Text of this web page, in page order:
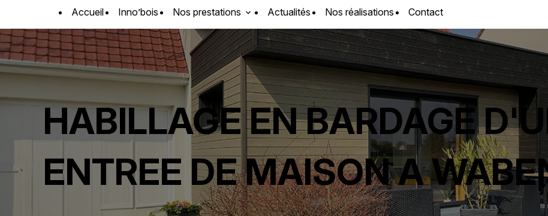
Accueil Inno’bois Nos prestations Actualités Nos réalisations Contact
HABILLAGE EN BARDAGE
ENTREE DE MAISON A
Panneau de gestion des cookies